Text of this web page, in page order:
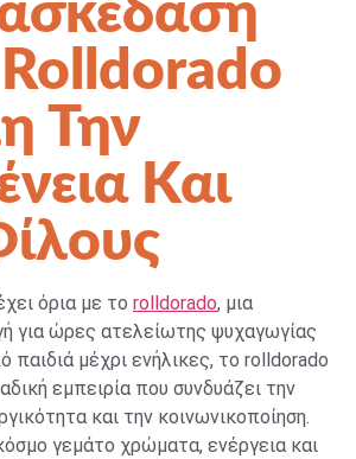
Την
Και
όρια με το rolldorado, μια
για ώρες ατελείωτης ψυχαγωγίας
παιδιά μέχρι ενήλικες, το rolldorado
εμπειρία που συνδυάζει την
και την κοινωνικοποίηση.
γεμάτο χρώματα, ενέργεια και